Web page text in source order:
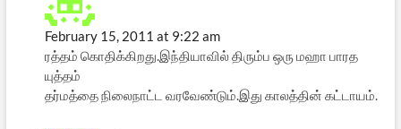
February 15, 2011 at 9:22 am
ரத்தம் கொதிக்கிறது.இந்தியாவில் திரும்ப ஒரு மஹா பாரத
யுத்தம்
தர்மத்தை நிலைநாட்ட வரவேண்டும்.இது காலத்தின் கட்டாயம்.